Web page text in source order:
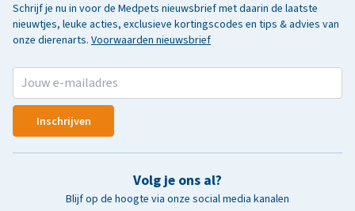
Schrijf je nu in voor de Medpets nieuwsbrief met daarin de laatste
nieuwtjes, leuke acties, exclusieve kortingscodes en tips & advies van
onze dierenarts. Voorwaarden nieuwsbrief
Inschrijven
Volg je ons al?
Blijf op de hoogte via onze social media kanalen